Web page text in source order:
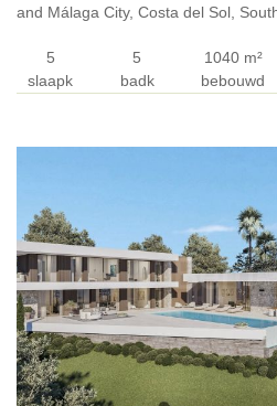
and Málaga City, Costa del Sol,
5
slaapk
5
badk
1040 m²
bebouwd